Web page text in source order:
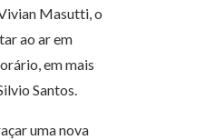
Masutti, o
ao ar em
em mais
Santos.
uma nova